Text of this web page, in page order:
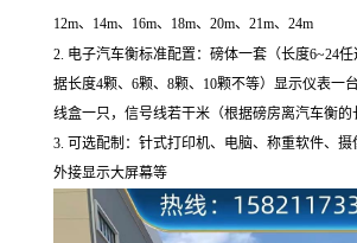
12m、14m、16m、18m、20m、21m、24m
2. 电子汽车衡标准配置：磅体一套（长度6~24任
据长度4颗、 6颗、 8颗、 10颗不等）显示仪表一
线盒一只，信号线若干米（根据磅房离汽车衡的
3. 可选配制：针式打印机、电脑、称重软件、摄
外接显示大屏幕等